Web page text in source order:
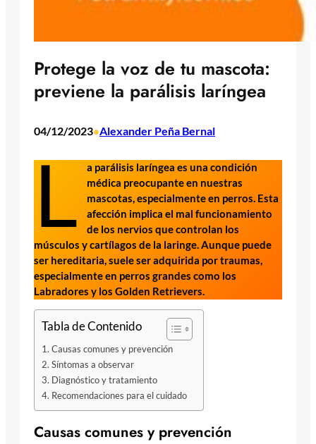
Protege la voz de tu mascota:
previene la parálisis laríngea
04/12/2023•Alexander Peña Bernal
L
a parálisis laríngea es una condición
médica preocupante en nuestras
mascotas, especialmente en perros. Esta
afección implica el mal funcionamiento
de los nervios que controlan los
músculos y cartílagos de la laringe. Aunque puede
ser hereditaria, suele ser adquirida por traumas,
especialmente en perros grandes como los
Labradores y los Golden Retrievers.
Tabla de Contenido
Causas comunes y prevención
Síntomas a observar
Diagnóstico y tratamiento
Recomendaciones para el cuidado
Causas comunes y prevención